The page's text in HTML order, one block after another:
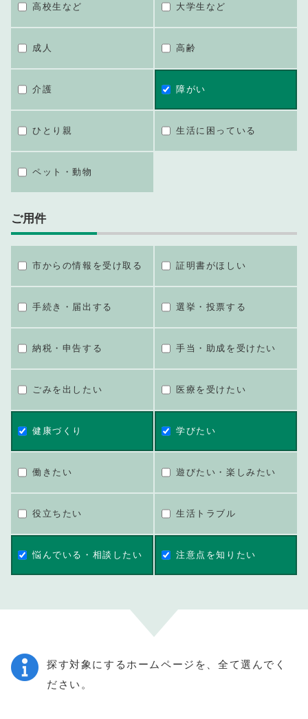
高校生など 大学生など
成人 高齢
介護 障がい
ひとり親 生活に困っている
ペット・動物
ご用件
市からの情報を受け取る 証明書がほしい
手続き・届出する 選挙・投票する
納税・申告する 手当・助成を受けたい
ごみを出したい 医療を受けたい
健康づくり 学びたい
働きたい 遊びたい・楽しみたい
役立ちたい 生活トラブル
悩んでいる・相談したい 注意点を知りたい
探す対象にするホームページを、全て選んでく
ださい。